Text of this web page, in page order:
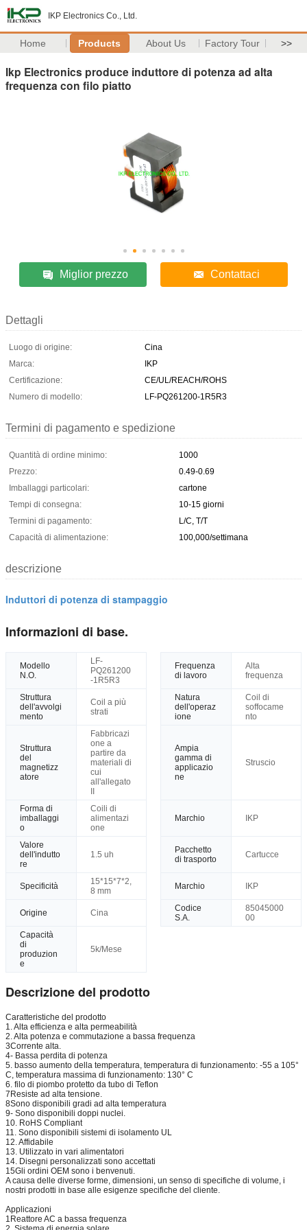
IKP Electronics Co., Ltd.
Home Products About Us Factory Tour >>
Ikp Electronics produce induttore di potenza ad alta
frequenza con filo piatto
Miglior prezzo Contattaci
Dettagli
Luogo di origine:
Cina
Marca:
IKP
Certificazione:
CE/UL/REACH/ROHS
Numero di modello:
LF-PQ261200-1R5R3
Termini di pagamento e spedizione
Quantità di ordine minimo:
1000
Prezzo:
0.49-0.69
Imballaggi particolari:
cartone
Tempi di consegna:
10-15 giorni
Termini di pagamento:
L/C, T/T
Capacità di alimentazione:
100,000/settimana
descrizione
Induttori di potenza di stampaggio
Informazioni di base.
Modello
N.O.
LF-
PQ261200
-1R5R3
Frequenza
di lavoro
Alta
frequenza
Struttura
dell'avvolgi
mento
Coil a più
strati
Natura
dell'operaz
ione
Coil di
soffocame
nto
Struttura
del
magnetizz
atore
Fabbricazi
one a
partire da
materiali di
cui
all'allegato
II
Ampia
gamma di
applicazio
ne
Struscio
Forma di
imballaggi
o
Coili di
alimentazi
one
Marchio IKP
Valore
dell'indutto
re
1.5 uh
Pacchetto
di trasporto
Cartucce
Specificità
15*15*7*2,
8 mm
Marchio IKP
Origine Cina
Codice
S.A.
85045000
00
Capacità
di
produzion
e
5k/Mese
Descrizione del prodotto
Caratteristiche del prodotto
1. Alta efficienza e alta permeabilità
2. Alta potenza e commutazione a bassa frequenza
3Corrente alta.
4- Bassa perdita di potenza
5. basso aumento della temperatura, temperatura di funzionamento: -55 a 105°
C, temperatura massima di funzionamento: 130° C
6. filo di piombo protetto da tubo di Teflon
7Resiste ad alta tensione.
8Sono disponibili gradi ad alta temperatura
9- Sono disponibili doppi nuclei.
10. RoHS Compliant
11. Sono disponibili sistemi di isolamento UL
12. Affidabile
13. Utilizzato in vari alimentatori
14. Disegni personalizzati sono accettati
15Gli ordini OEM sono i benvenuti.
A causa delle diverse forme, dimensioni, un senso di specifiche di volume, i
nostri prodotti in base alle esigenze specifiche del cliente.
Applicazioni
1Reattore AC a bassa frequenza